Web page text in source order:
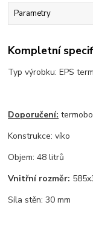
Parametry
Kompletní
Typ výrobku: EPS
Doporučení:
Konstrukce: víko
Objem: 48 litrů
Vnitřní rozměr:
Síla stěn: 30 mm